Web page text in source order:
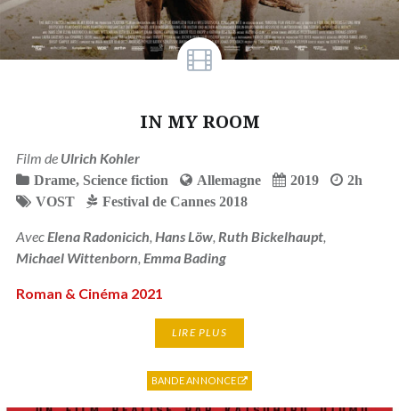
IN MY ROOM
Film de Ulrich Kohler
Drame, Science fiction Allemagne 2019
2h
VOST
Festival de Cannes 2018
AvecElena Radonicich, Hans Löw, Ruth Bickelhaupt,
Michael Wittenborn, Emma Bading
Roman & Cinéma 2021
LIRE PLUS
BANDE ANNONCE